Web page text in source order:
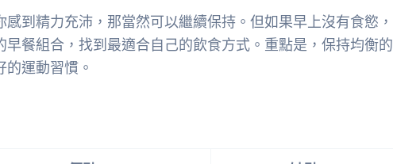
到精力充沛，那當然可以繼續保持。但如果早上沒有食慾，
餐組合，找到最適合自己的飲食方式。重點是，保持均衡的
運動習慣。